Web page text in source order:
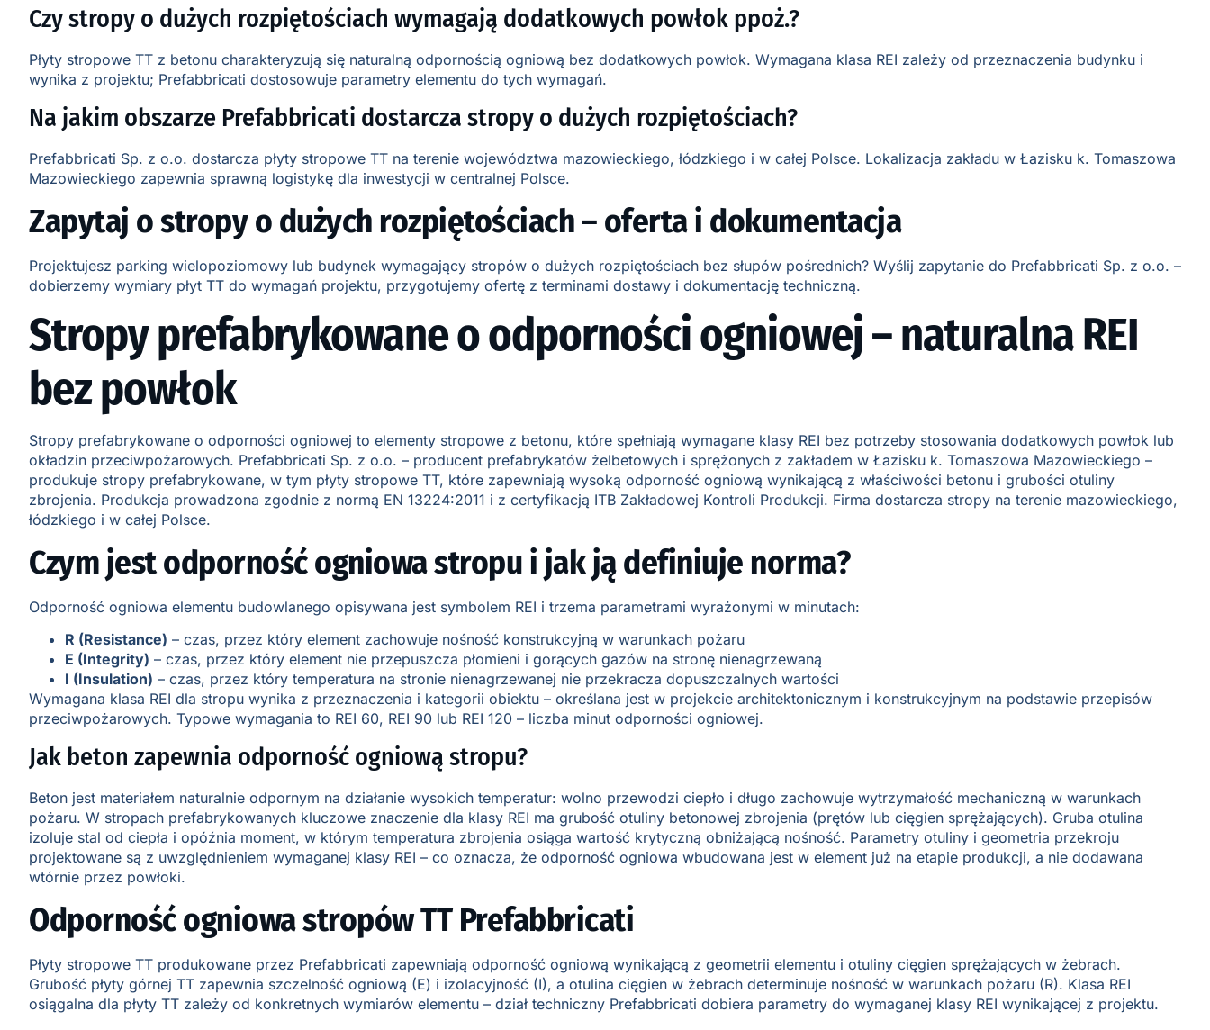
Czy stropy o dużych rozpiętościach wymagają dodatkowych powłok ppoż.?
Płyty stropowe TT z betonu charakteryzują się naturalną odpornością ogniową bez dodatkowych powłok. Wymagana klasa REI zależy od przeznaczenia budynku i
wynika z projektu; Prefabbricati dostosowuje parametry elementu do tych wymagań.
Na jakim obszarze Prefabbricati dostarcza stropy o dużych rozpiętościach?
Prefabbricati Sp. z o.o. dostarcza płyty stropowe TT na terenie województwa mazowieckiego, łódzkiego i w całej Polsce. Lokalizacja zakładu w Łazisku k. Tomaszowa
Mazowieckiego zapewnia sprawną logistykę dla inwestycji w centralnej Polsce.
Zapytaj o stropy o dużych rozpiętościach – oferta i dokumentacja
Projektujesz parking wielopoziomowy lub budynek wymagający stropów o dużych rozpiętościach bez słupów pośrednich? Wyślij zapytanie do Prefabbricati Sp. z o.o. –
dobierzemy wymiary płyt TT do wymagań projektu, przygotujemy ofertę z terminami dostawy i dokumentację techniczną.
Stropy prefabrykowane o odporności ogniowej – naturalna REI
bez powłok
Stropy prefabrykowane o odporności ogniowej to elementy stropowe z betonu, które spełniają wymagane klasy REI bez potrzeby stosowania dodatkowych powłok lub
okładzin przeciwpożarowych. Prefabbricati Sp. z o.o. – producent prefabrykatów żelbetowych i sprężonych z zakładem w Łazisku k. Tomaszowa Mazowieckiego –
produkuje stropy prefabrykowane, w tym płyty stropowe TT, które zapewniają wysoką odporność ogniową wynikającą z właściwości betonu i grubości otuliny
zbrojenia. Produkcja prowadzona zgodnie z normą EN 13224:2011 i z certyfikacją ITB Zakładowej Kontroli Produkcji. Firma dostarcza stropy na terenie mazowieckiego,
łódzkiego i w całej Polsce.
Czym jest odporność ogniowa stropu i jak ją definiuje norma?
Odporność ogniowa elementu budowlanego opisywana jest symbolem REI i trzema parametrami wyrażonymi w minutach:
R (Resistance) – czas, przez który element zachowuje nośność konstrukcyjną w warunkach pożaru
E (Integrity) – czas, przez który element nie przepuszcza płomieni i gorących gazów na stronę nienagrzewaną
I (Insulation) – czas, przez który temperatura na stronie nienagrzewanej nie przekracza dopuszczalnych wartości
Wymagana klasa REI dla stropu wynika z przeznaczenia i kategorii obiektu – określana jest w projekcie architektonicznym i konstrukcyjnym na podstawie przepisów
przeciwpożarowych. Typowe wymagania to REI 60, REI 90 lub REI 120 – liczba minut odporności ogniowej.
Jak beton zapewnia odporność ogniową stropu?
Beton jest materiałem naturalnie odpornym na działanie wysokich temperatur: wolno przewodzi ciepło i długo zachowuje wytrzymałość mechaniczną w warunkach
pożaru. W stropach prefabrykowanych kluczowe znaczenie dla klasy REI ma grubość otuliny betonowej zbrojenia (prętów lub cięgien sprężających). Gruba otulina
izoluje stal od ciepła i opóźnia moment, w którym temperatura zbrojenia osiąga wartość krytyczną obniżającą nośność. Parametry otuliny i geometria przekroju
projektowane są z uwzględnieniem wymaganej klasy REI – co oznacza, że odporność ogniowa wbudowana jest w element już na etapie produkcji, a nie dodawana
wtórnie przez powłoki.
Odporność ogniowa stropów TT Prefabbricati
Płyty stropowe TT produkowane przez Prefabbricati zapewniają odporność ogniową wynikającą z geometrii elementu i otuliny cięgien sprężających w żebrach.
Grubość płyty górnej TT zapewnia szczelność ogniową (E) i izolacyjność (I), a otulina cięgien w żebrach determinuje nośność w warunkach pożaru (R). Klasa REI
osiągalna dla płyty TT zależy od konkretnych wymiarów elementu – dział techniczny Prefabbricati dobiera parametry do wymaganej klasy REI wynikającej z projektu.